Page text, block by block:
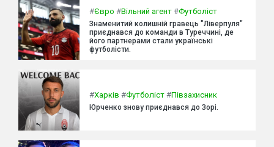
#Євро #Вільний агент #Футболіст
Знаменитий колишній гравець "Ліверпуля"
приєднався до команди в Туреччині, де
його партнерами стали українські
футболісти.
#Харків #Футболіст #Півзахисник
Юрченко знову приєднався до Зорі.